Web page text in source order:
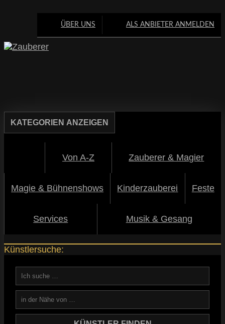
ÜBER UNS ALS ANBIETER ANMELDEN
KATEGORIEN ANZEIGEN
Von A-Z Zauberer & Magier
Magie & Bühnenshows Kinderzauberei Feste
Services Musik & Gesang
Künstlersuche: